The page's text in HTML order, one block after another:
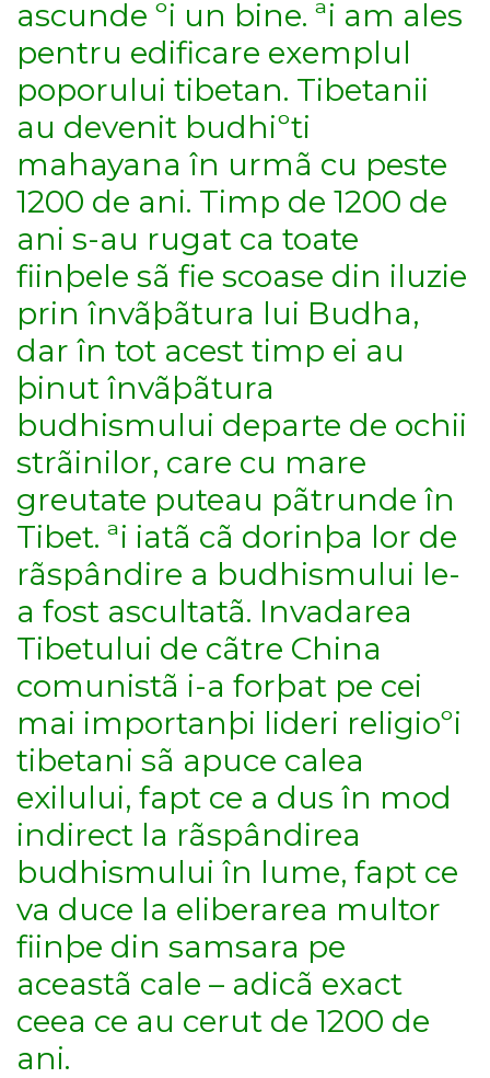
ascunde ºi un bine. ªi am ales
pentru edificare exemplul
poporului tibetan. Tibetanii
au devenit budhiºti
mahayana în urmã cu peste
1200 de ani. Timp de 1200 de
ani s-au rugat ca toate
fiinþele sã fie scoase din iluzie
prin învãþãtura lui Budha,
dar în tot acest timp ei au
þinut învãþãtura
budhismului departe de ochii
strãinilor, care cu mare
greutate puteau pãtrunde în
Tibet. ªi iatã cã dorinþa lor de
rãspândire a budhismului le-
a fost ascultatã. Invadarea
Tibetului de cãtre China
comunistã i-a forþat pe cei
mai importanþi lideri religioºi
tibetani sã apuce calea
exilului, fapt ce a dus în mod
indirect la rãspândirea
budhismului în lume, fapt ce
va duce la eliberarea multor
fiinþe din samsara pe
aceastã cale – adicã exact
ceea ce au cerut de 1200 de
ani.